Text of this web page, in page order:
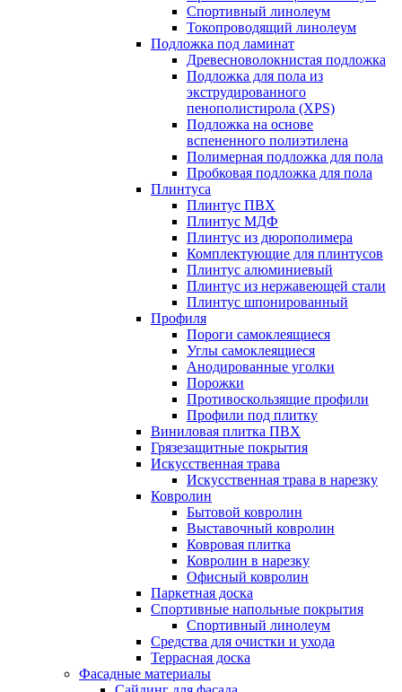
Спортивный линолеум
Токопроводящий линолеум
Подложка под ламинат
Древесноволокнистая подложка
Подложка для пола из
экструдированного
пенополистирола (XPS)
Подложка на основе
вспененного полиэтилена
Полимерная подложка для пола
Пробковая подложка для пола
Плинтуса
Плинтус ПВХ
Плинтус МДФ
Плинтус из дюрополимера
Комплектующие для плинтусов
Плинтус алюминиевый
Плинтус из нержавеющей стали
Плинтус шпонированный
Профиля
Пороги самоклеящиеся
Углы самоклеящиеся
Анодированные уголки
Порожки
Противоскользящие профили
Профили под плитку
Виниловая плитка ПВХ
Грязезащитные покрытия
Искусственная трава
Искусственная трава в нарезку
Ковролин
Бытовой ковролин
Выставочный ковролин
Ковровая плитка
Ковролин в нарезку
Офисный ковролин
Паркетная доска
Спортивные напольные покрытия
Спортивный линолеум
Средства для очистки и ухода
Террасная доска
Фасадные материалы